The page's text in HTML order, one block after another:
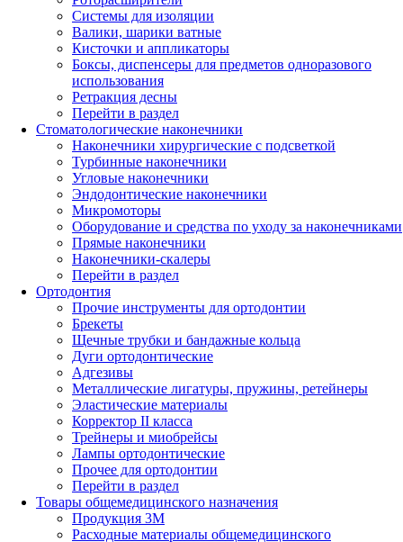
Системы для изоляции
Валики, шарики ватные
Кисточки и аппликаторы
Боксы, диспенсеры для предметов одноразового
использования
Ретракция десны
Перейти в раздел
Стоматологические наконечники
Наконечники хирургические с подсветкой
Турбинные наконечники
Угловые наконечники
Эндодонтические наконечники
Микромоторы
Оборудование и средства по уходу за наконечниками
Прямые наконечники
Наконечники-скалеры
Перейти в раздел
Ортодонтия
Прочие инструменты для ортодонтии
Брекеты
Щечные трубки и бандажные кольца
Дуги ортодонтические
Адгезивы
Металлические лигатуры, пружины, ретейнеры
Эластические материалы
Корректор II класса
Трейнеры и миобрейсы
Лампы ортодонтические
Прочее для ортодонтии
Перейти в раздел
Товары общемедицинского назначения
Продукция 3М
Расходные материалы общемедицинского